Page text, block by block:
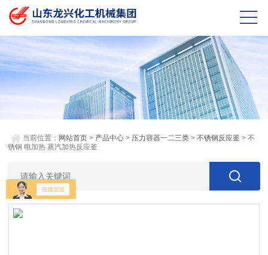
当前位置： 网站首页 > 产品中心 > 压力容器一二三类 >不锈钢反应釜 > 不
锈钢 电加热 蒸汽加热反应釜